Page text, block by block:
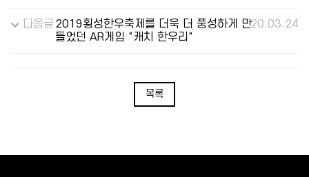
다음글 2019횡성한우축제를 더욱 더 풍성하게 만
들었던 AR게임 "캐치 한우리"
20.03.24
목록